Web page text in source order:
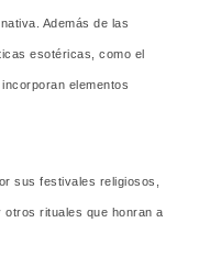
Además de las
esotéricas, como el
elementos
sus festivales religiosos,
otros rituales que honran a